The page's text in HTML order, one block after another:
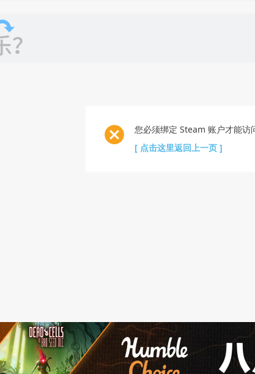
您必须绑定 Steam 账户才能访
[ 点击这里返回上一页 ]